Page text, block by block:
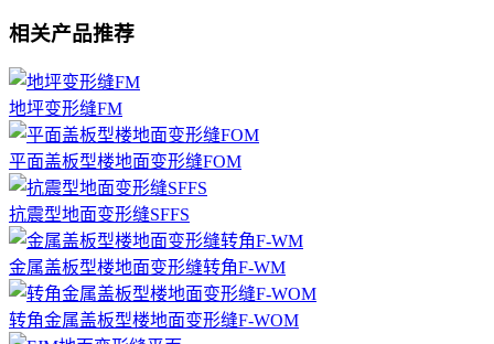
相关产品推荐
地坪变形缝FM
平面盖板型楼地面变形缝FOM
抗震型地面变形缝SFFS
金属盖板型楼地面变形缝转角F-WM
转角金属盖板型楼地面变形缝F-WOM